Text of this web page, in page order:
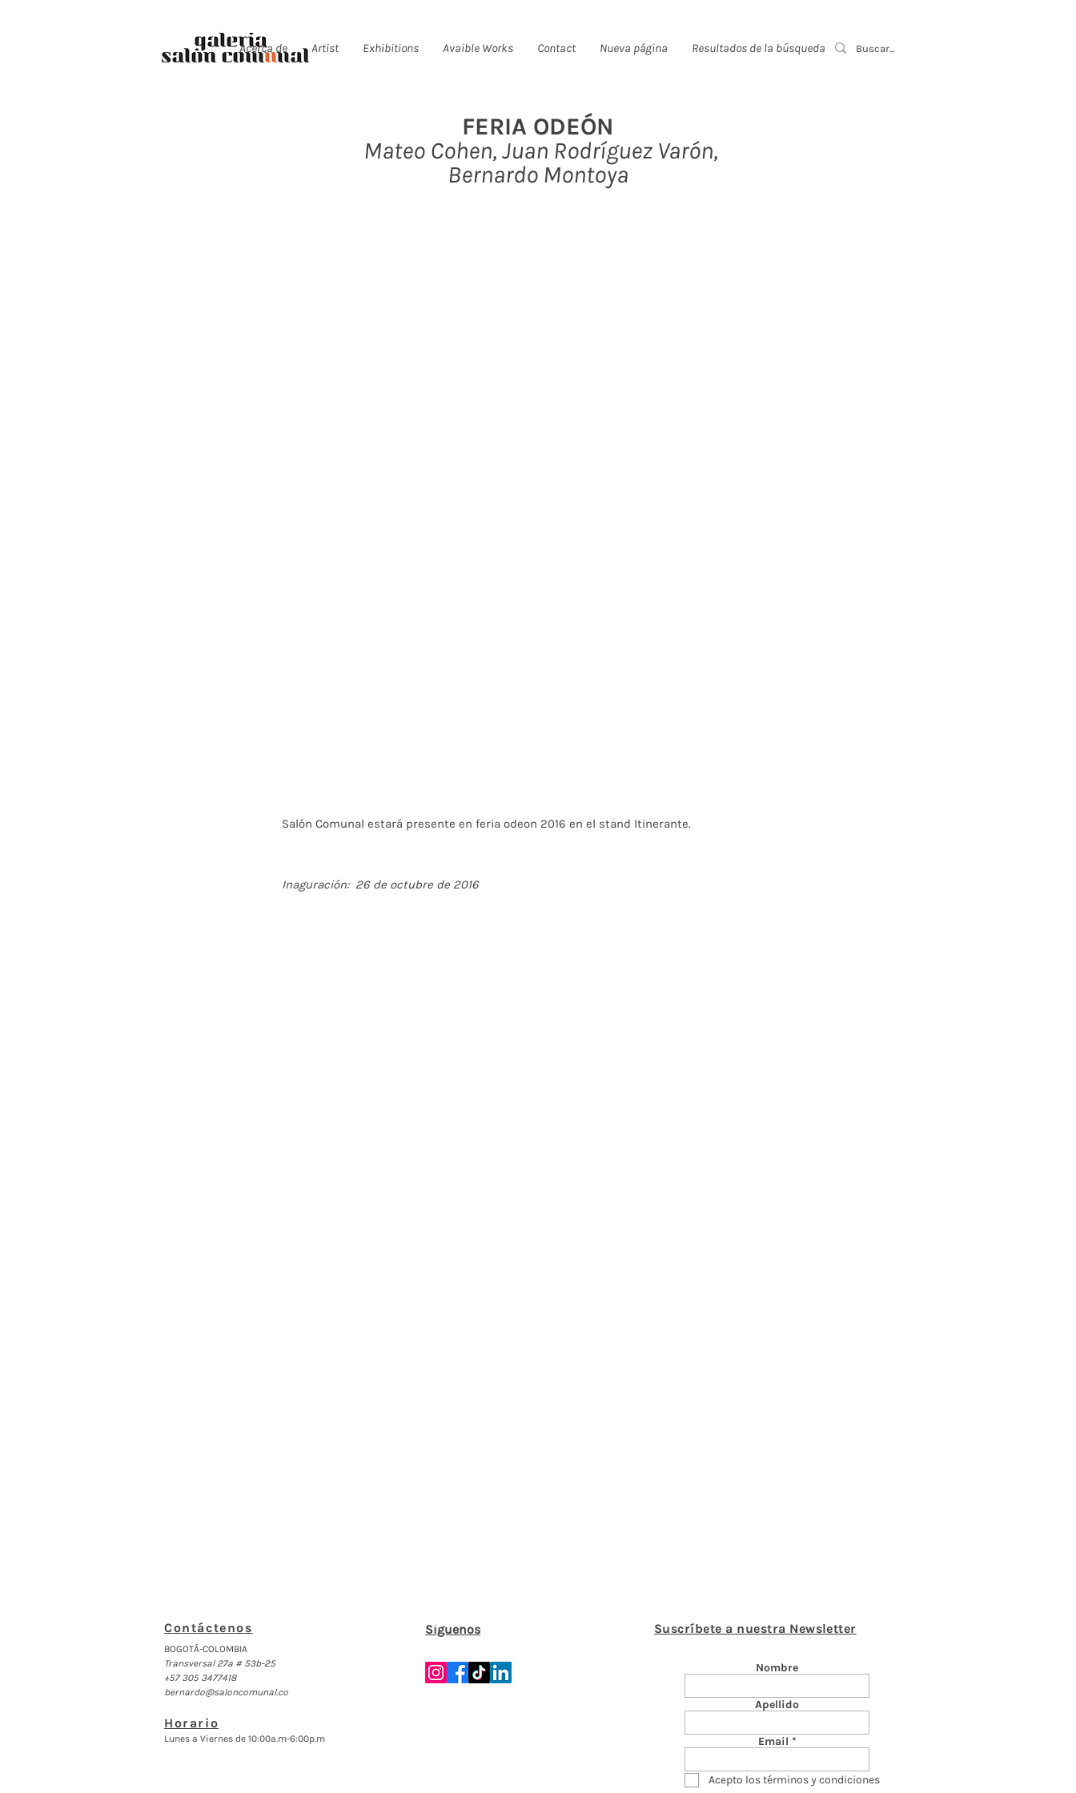
Acerca de Artist Exhibitions Avaible Works Contact Nueva página Resultados de la búsqueda Event List
FERIA ODEÓN
Mateo Cohen, Juan Rodríguez Varón,
Bernardo Montoya
Salón Comunal estará presente en feria odeon 2016 en el stand Itinerante.
Inaguración: 26 de octubre de 2016
Contáctenos
BOGOTÁ-COLOMBIA
Transversal 27a # 53b-25
+57 305 3477418
bernardo@saloncomunal.co
Horario
Lunes a Viernes de 10:00a.m-6:00p.m
Suscríbete a nuestra Newsletter
Nombre
Apellido
Email
Acepto los términos y condiciones
Síguenos